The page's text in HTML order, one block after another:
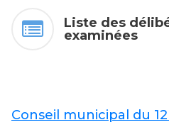
Liste des
examinées
Conseil municipal du